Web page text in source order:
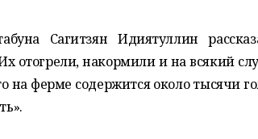
Сагитзян Идиятуллин
отогрели, накормили и на всякий
на ферме содержится около тысячи